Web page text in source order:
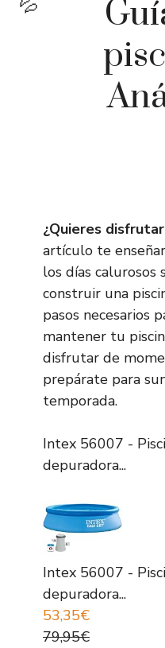
¿Quieres
artículo te
los días calurosos
construir una
pasos necesarios
mantener tu
disfrutar de
prepárate para
temporada.
Intex 56007 -
depuradora...
Intex 56007 -
depuradora...
53,35€
79,95€